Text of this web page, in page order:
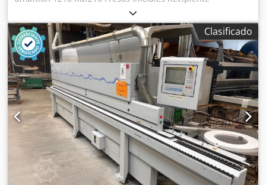
intercambiable Aplicación de adhesivo con rodillo
Guillotina inicial neumática Rodillos de presión Cuchillas
de corte final Grupo de fresado vertical y horizontal R1-R2
Ciclado de perfil Dodpfjzqz Rpex Akbekr Ciclado plano
Altura máxima de la pieza: 60 mm Grosor máximo del
chapa en rollo: 3 mm Avance: 11 m/min Longitud de la
máquina: 370 cm Potencia de conexión: aproximadamente
9 kW Máquina revisada, lista para funcionar.
Clasificado